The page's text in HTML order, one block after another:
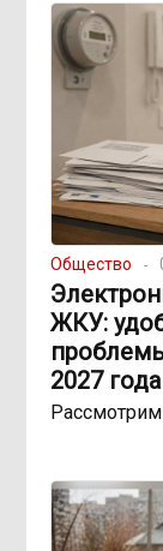
Общество
ЖКУ:
2027 года